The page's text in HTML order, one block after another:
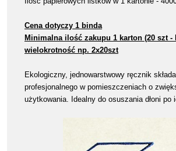
Cena dotyczy 1 binda
Minimalna ilość zakupu 1 karton (20 szt
wielokrotność np. 2x20szt
Ekologiczny, jednowarstwowy ręcznik
profesjonalnego w pomieszczeniach o
użytkowania. Idealny do osuszania dłoni po